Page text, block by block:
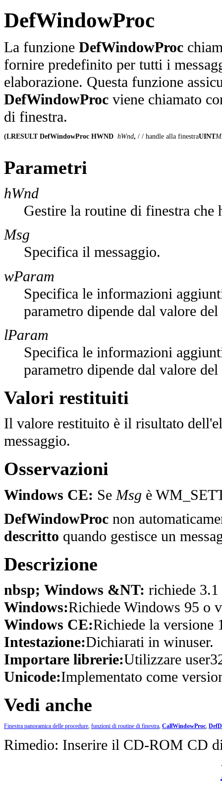
DefWindowProc
La funzione DefWindowProc
fornire predefinito per tutti i
elaborazione. Questa funzione
DefWindowProc viene chiamato
di finestra.
(LRESULT DefWindowProc HWND hWnd, / / handle alla finestraUINT
Parametri
hWnd
Gestire la routine di finestra che
Msg
Specifica il messaggio.
wParam
Specifica le informazioni
parametro dipende dal valore
lParam
Specifica le informazioni
parametro dipende dal valore
Valori restituiti
Il valore restituito è il risultato
messaggio.
Osservazioni
Windows CE: Se Msg è
DefWindowProc non
descritto quando gestisce un
Descrizione
nbsp; Windows &NT: richiede 3.1
Windows:Richiede Windows 95 o
Windows CE:Richiede la versione
Intestazione:Dichiarati in winuser.
Importare librerie:Utilizzare
Unicode:Implementato come
Vedi anche
Finestra panoramica delle procedure funzioni di routine di finestra CallWindowProc
Rimedio: Inserire il CD-ROM CD